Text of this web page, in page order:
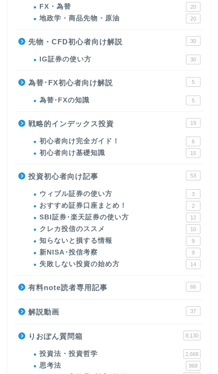
FX・為替 20
地政学・商品先物・原油 20
先物・CFD初心者向け解説 30
IG証券の使い方 30
為替･FX初心者向け解説 5
為替･FXの知識 5
戦略的インデックス投資 19
初心者向け完全ガイド！ 6
初心者向け基礎知識 15
投資初心者向け記事 53
ウィブル証券の使い方 3
おすすめ証券口座まとめ！ 2
SBI証券･楽天証券の使い方 12
クレカ投信のススメ 10
知らないと損する情報 9
新NISA･投信考察 9
失敗しない投資の始め方 14
有料note読者専用記事 66
解説動画 37
りおぽん質問箱 8,130
投資法・投資哲学 2,668
思考法 968